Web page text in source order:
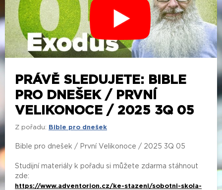
PRÁVĚ SLEDUJETE: BIBLE
PRO DNEŠEK / PRVNÍ
VELIKONOCE / 2025 3Q 05
Z pořadu: Bible pro dnešek
Bible pro dnešek / První Velikonoce / 2025 3Q 05
Studijní materiály k pořadu si můžete zdarma stáhnout
zde:
https://www.adventorion.cz/ke-stazeni/sobotni-skola-